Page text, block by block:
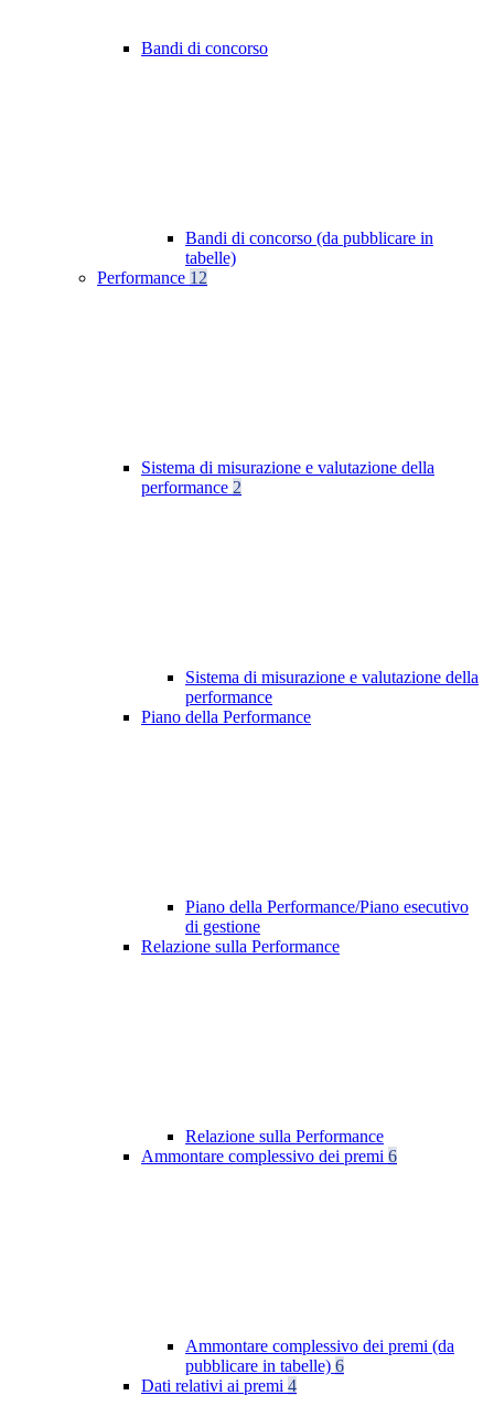
Bandi di concorso
Bandi di concorso (da pubblicare in
tabelle)
Performance 12
Sistema di misurazione e valutazione della
performance 2
Sistema di misurazione e valutazione della
performance
Piano della Performance
Piano della Performance/Piano esecutivo
di gestione
Relazione sulla Performance
Relazione sulla Performance
Ammontare complessivo dei premi 6
Ammontare complessivo dei premi (da
pubblicare in tabelle) 6
Dati relativi ai premi 4